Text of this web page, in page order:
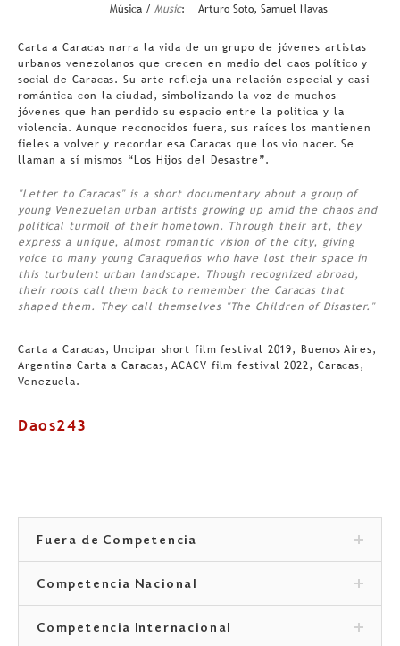
Música / Music: Arturo Soto, Samuel Navas
Carta a Caracas narra la vida de un grupo de jóvenes artistas
urbanos venezolanos que crecen en medio del caos político y
social de Caracas. Su arte refleja una relación especial y casi
romántica con la ciudad, simbolizando la voz de muchos
jóvenes que han perdido su espacio entre la política y la
violencia. Aunque reconocidos fuera, sus raíces los mantienen
fieles a volver y recordar esa Caracas que los vio nacer. Se
llaman a sí mismos “Los Hijos del Desastre”.
"Letter to Caracas" is a short documentary about a group of
young Venezuelan urban artists growing up amid the chaos and
political turmoil of their hometown. Through their art, they
express a unique, almost romantic vision of the city, giving
voice to many young Caraqueños who have lost their space in
this turbulent urban landscape. Though recognized abroad,
their roots call them back to remember the Caracas that
shaped them. They call themselves "The Children of Disaster."
Carta a Caracas, Uncipar short film festival 2019, Buenos Aires,
Argentina Carta a Caracas, ACACV film festival 2022, Caracas,
Venezuela.
Daos243
Fuera de Competencia
Competencia Nacional
Competencia Internacional